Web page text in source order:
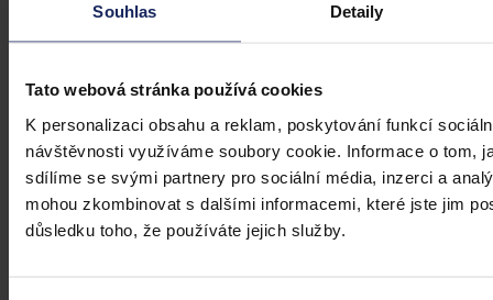
Souhlas Detaily
Tato webová stránka používá cookies
K personalizaci obsahu a reklam, poskytování funkcí
návštěvnosti využíváme soubory cookie. Informace o tom,
sdílíme se svými partnery pro sociální média, inzerci a
mohou zkombinovat s dalšími informacemi, které jste jim
důsledku toho, že používáte jejich služby.
Články
Budoucnost dokazování před soudy v